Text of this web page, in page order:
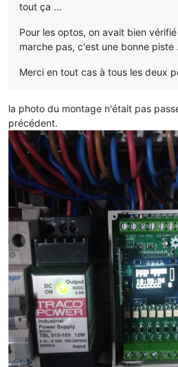
tout ça ...
Pour les optos, on avait bien
marche pas, c'est une bonne piste
Merci en tout cas à tous les deux
la photo du montage n'était pas
précédent.